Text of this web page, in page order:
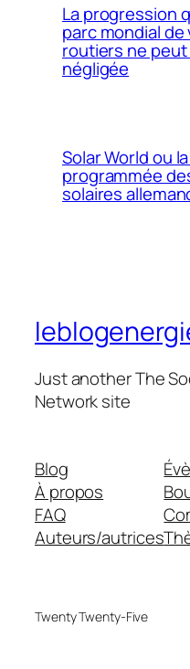
La progression
parc mondial
routiers ne
négligée
Solar World ou
programmée
solaires
Just another The
Network site
Blog
À propos
FAQ
Auteurs/autrices
Twenty Twenty-Five